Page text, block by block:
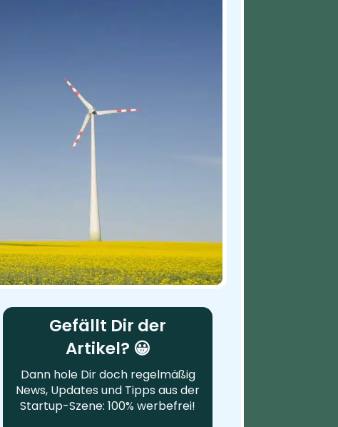
Gefällt Dir der
Artikel? 😀
Dann hole Dir doch regelmäßig
News, Updates und Tipps aus der
Startup-Szene: 100% werbefrei!